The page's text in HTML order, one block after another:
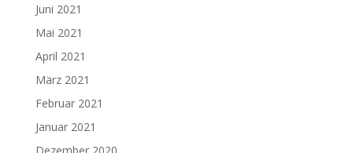
Juni 2021
Mai 2021
April 2021
März 2021
Februar 2021
Januar 2021